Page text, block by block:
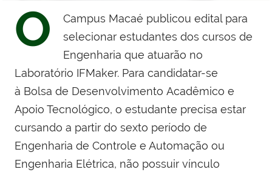
O
Campus Macaé publicou edital para
selecionar estudantes dos cursos de
Engenharia que atuarão no
Laboratório IFMaker. Para candidatar-se
à Bolsa de Desenvolvimento Acadêmico e
Apoio Tecnológico, o estudante precisa estar
cursando a partir do sexto período de
Engenharia de Controle e Automação ou
Engenharia Elétrica, não possuir vínculo